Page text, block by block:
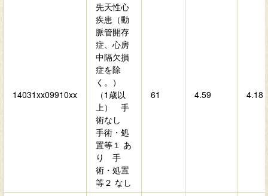
14031xx09910xx
先天性心
疾患（動
脈管開存
症、心房
中隔欠損
症を除
く。）
（1歳以
上） 手
術なし
手術・処
置等１ あ
り 手
術・処置
等２ なし
61 4.59 4.18